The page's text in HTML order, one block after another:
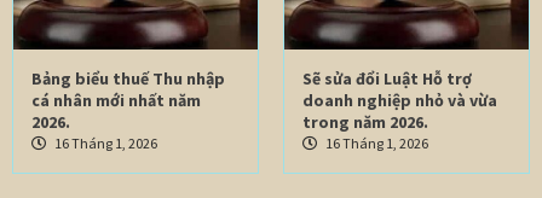
Bảng biểu thuế Thu nhập
cá nhân mới nhất năm
2026.
16 Tháng 1, 2026
Sẽ sửa đổi Luật Hỗ trợ
doanh nghiệp nhỏ và vừa
trong năm 2026.
16 Tháng 1, 2026